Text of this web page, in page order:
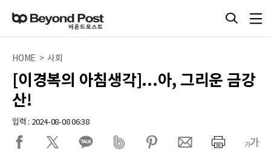
HOME > 사회
[이경복의 아침생각]...아, 그리운 금강
산!
입력 : 2024-08-08 06:38